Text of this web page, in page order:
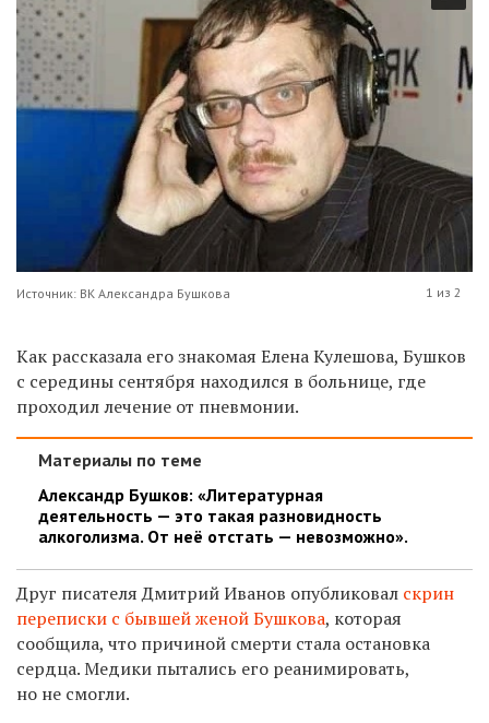
Источник: ВК Александра Бушкова 1 из 2
Как рассказала его знакомая Елена Кулешова, Бушков
с середины сентября находился в больнице, где
проходил лечение от пневмонии.
Материалы по теме
Александр Бушков: «Литературная
деятельность — это такая разновидность
алкоголизма. От неё отстать — невозможно».
Друг писателя Дмитрий Иванов опубликовал скрин
переписки с бывшей женой Бушкова, которая
сообщила, что причиной смерти стала остановка
сердца. Медики пытались его реанимировать,
но не смогли.